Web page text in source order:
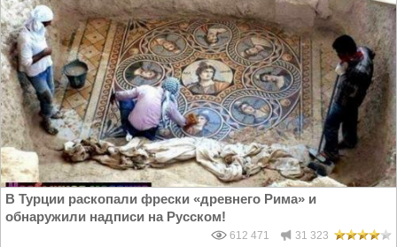
В Турции раскопали фрески «древнего Рима» и
обнаружили надписи на Русском!
612 471 31 323